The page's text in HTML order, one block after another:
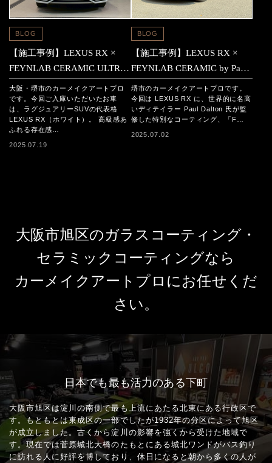
BLOG
【施工事例】LEXUS RX ×
FEYNLAB CERAMIC ULTRA
+ The Original CERAMIC
大阪・堺市のカーメイクアートプロ
です。今回ご入庫いただいたお車
は、ラグジュアリーSUVの代表格
LEXUS RX（ホワイト）。 高級感あ
ふれる存在感…
2025.07.19
BLOG
【施工事例】LEXUS RX ×
FEYNLAB CERAMIC by Paul
Dalton ｜最高峰の艶と保護性
能を実現
堺市のカーメイクアートプロです。
今回は LEXUS RX に、世界的に名高
いディテイラー Paul Dalton 氏が監
修した特別なコーティング、「F…
2025.07.02
大阪市旭区のガラスコーティング・
セラミックコーティングなら
カーメイクアートプロにお任せくだ
さい。
日本でも最も活力のある下町
大阪市旭区は淀川の南側で最も上流にあたる北東にある行政区で
す。もともとは東成区の一部でしたが1932年の分区によって旭区
が成立しました。古くから淀川の影響を強くから受けた地域で
す。現在では菅原城北大橋のたもとにある城北ワンドがバス釣り
に訪れる人に好評を博しており、休日になると朝から多くの人が